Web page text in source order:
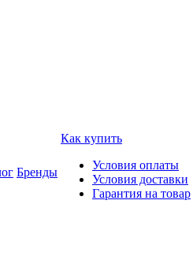
Бренды
Как купить
Условия оплаты
Условия доставки
Гарантия на товар